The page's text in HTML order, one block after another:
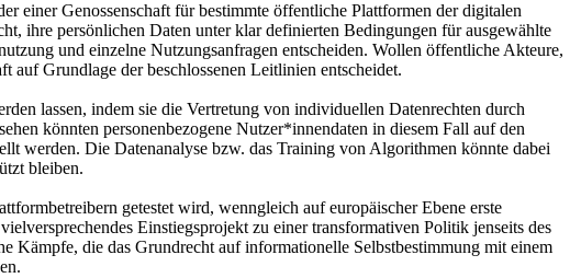
einer Genossenschaft für bestimmte öffentliche Plattformen der digitalen
ihre persönlichen Daten unter klar definierten Bedingungen für ausgewählte
und einzelne Nutzungsanfragen entscheiden. Wollen öffentliche Akteure,
auf Grundlage der beschlossenen Leitlinien entscheidet.
lassen, indem sie die Vertretung von individuellen Datenrechten durch
könnten personenbezogene Nutzer*innendaten in diesem Fall auf den
werden. Die Datenanalyse bzw. das Training von Algorithmen könnte dabei
bleiben.
getestet wird, wenngleich auf europäischer Ebene erste
Einstiegsprojekt zu einer transformativen Politik jenseits des
Kämpfe, die das Grundrecht auf informationelle Selbstbestimmung mit einem